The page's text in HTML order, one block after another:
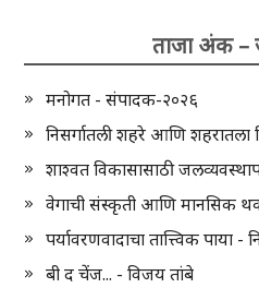
ताजा अंक –
मनोगत - संपादक-२०२६
निसर्गातली शहरे आणि
शाश्वत विकासासाठी
वेगाची संस्कृती आणि मानसिक
पर्यावरणवादाचा तात्त्विक पाया -
बी द चेंज... - विजय तांबे